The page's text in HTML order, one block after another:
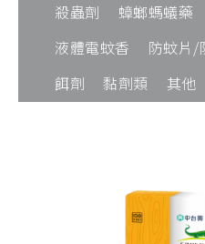
殺蟲劑
蟑螂螞蟻藥
液體電蚊香
防蚊片/
餌劑
黏劑類 其他